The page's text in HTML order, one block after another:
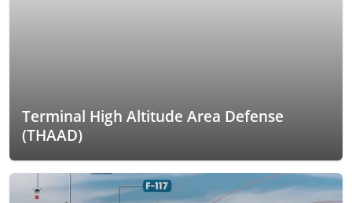
Terminal High Altitude Area Defense
(THAAD)